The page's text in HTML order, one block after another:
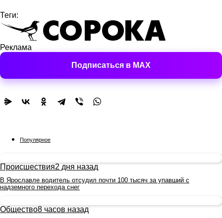
Теги:
Реклама
Подписаться в MAX
Популярное
Происшествия2 дня назад
В Ярославле водитель отсудил почти 100 тысяч за упавший с
надземного перехода снег
Общество8 часов назад